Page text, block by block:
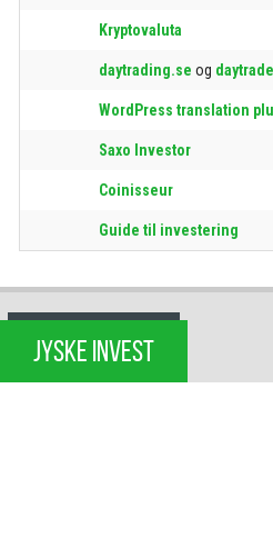
Kryptovaluta
daytrading.se og
WordPress translation
Saxo Investor
Coinisseur
Guide til investering
JYSKE INVEST